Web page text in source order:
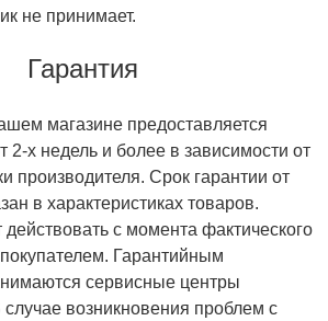
не принимает.
Гарантия
магазине предоставляется
2-х недель и более в зависимости от
производителя. Срок гарантии от
в характеристиках товаров.
действовать с момента фактического
Гарантийным
сервисные центры
возникновения проблем с